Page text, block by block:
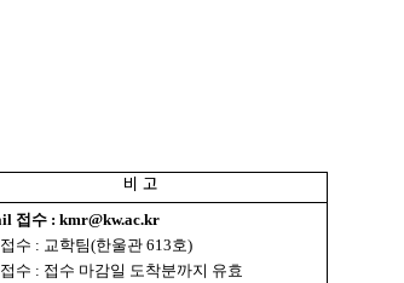
비 고
접수 : kmr@kw.ac.kr
수 : 교학팀(한울관 613호)
수 : 접수 마감일 도착분까지 유효